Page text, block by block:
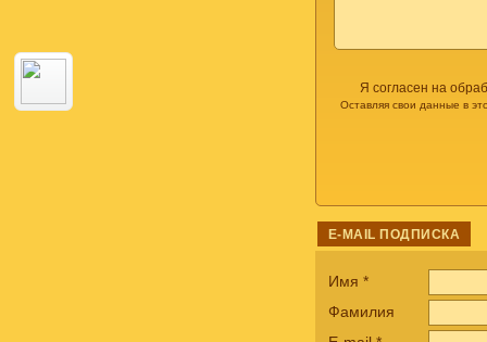
Я согласен на
Оставляя свои данные в
E-MAIL ПОДПИСКА
Имя *
Фамилия